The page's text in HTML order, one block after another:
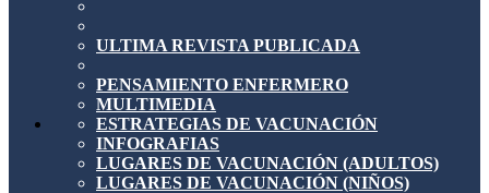
ULTIMA REVISTA PUBLICADA
PENSAMIENTO ENFERMERO
MULTIMEDIA
ESTRATEGIAS DE VACUNACIÓN
INFOGRAFIAS
LUGARES DE VACUNACIÓN (ADULTOS)
LUGARES DE VACUNACIÓN (NIÑOS)